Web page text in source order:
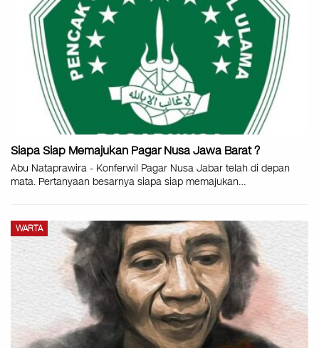
Siapa Siap Memajukan Pagar Nusa Jawa Barat ?
Abu Nataprawira - Konferwil Pagar Nusa Jabar telah di depan
mata. Pertanyaan besarnya siapa siap memajukan…
WARTA